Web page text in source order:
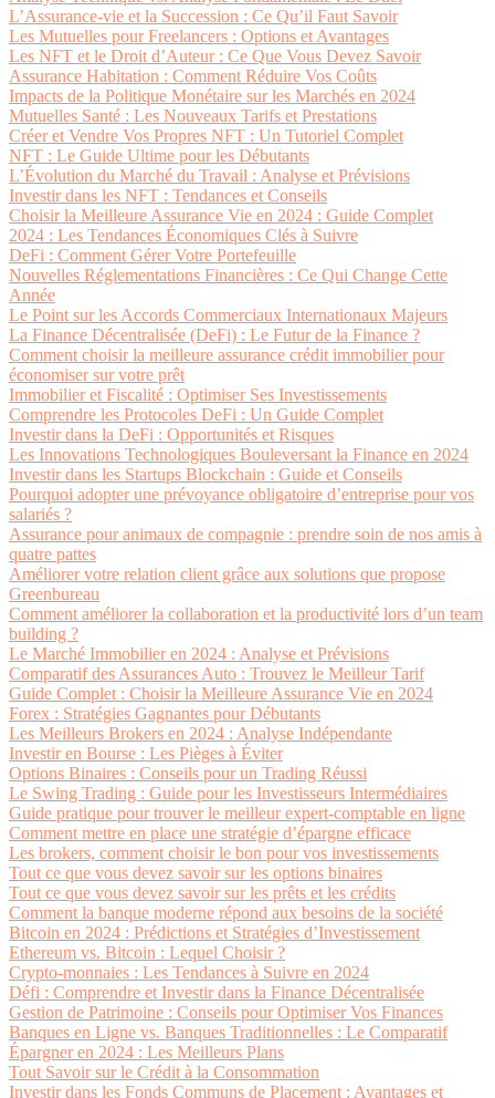
L’Assurance-vie et la Succession : Ce Qu’il Faut Savoir
Les Mutuelles pour Freelancers : Options et Avantages
Les NFT et le Droit d’Auteur : Ce Que Vous Devez Savoir
Assurance Habitation : Comment Réduire Vos Coûts
Impacts de la Politique Monétaire sur les Marchés en 2024
Mutuelles Santé : Les Nouveaux Tarifs et Prestations
Créer et Vendre Vos Propres NFT : Un Tutoriel Complet
NFT : Le Guide Ultime pour les Débutants
L’Évolution du Marché du Travail : Analyse et Prévisions
Investir dans les NFT : Tendances et Conseils
Choisir la Meilleure Assurance Vie en 2024 : Guide Complet
2024 : Les Tendances Économiques Clés à Suivre
DeFi : Comment Gérer Votre Portefeuille
Nouvelles Réglementations Financières : Ce Qui Change Cette
Année
Le Point sur les Accords Commerciaux Internationaux Majeurs
La Finance Décentralisée (DeFi) : Le Futur de la Finance ?
Comment choisir la meilleure assurance crédit immobilier pour
économiser sur votre prêt
Immobilier et Fiscalité : Optimiser Ses Investissements
Comprendre les Protocoles DeFi : Un Guide Complet
Investir dans la DeFi : Opportunités et Risques
Les Innovations Technologiques Bouleversant la Finance en 2024
Investir dans les Startups Blockchain : Guide et Conseils
Pourquoi adopter une prévoyance obligatoire d’entreprise pour vos
salariés ?
Assurance pour animaux de compagnie : prendre soin de nos amis à
quatre pattes
Améliorer votre relation client grâce aux solutions que propose
Greenbureau
Comment améliorer la collaboration et la productivité lors d’un team
building ?
Le Marché Immobilier en 2024 : Analyse et Prévisions
Comparatif des Assurances Auto : Trouvez le Meilleur Tarif
Guide Complet : Choisir la Meilleure Assurance Vie en 2024
Forex : Stratégies Gagnantes pour Débutants
Les Meilleurs Brokers en 2024 : Analyse Indépendante
Investir en Bourse : Les Pièges à Éviter
Options Binaires : Conseils pour un Trading Réussi
Le Swing Trading : Guide pour les Investisseurs Intermédiaires
Guide pratique pour trouver le meilleur expert-comptable en ligne
Comment mettre en place une stratégie d’épargne efficace
Les brokers, comment choisir le bon pour vos investissements
Tout ce que vous devez savoir sur les options binaires
Tout ce que vous devez savoir sur les prêts et les crédits
Comment la banque moderne répond aux besoins de la société
Bitcoin en 2024 : Prédictions et Stratégies d’Investissement
Ethereum vs. Bitcoin : Lequel Choisir ?
Crypto-monnaies : Les Tendances à Suivre en 2024
Défi : Comprendre et Investir dans la Finance Décentralisée
Gestion de Patrimoine : Conseils pour Optimiser Vos Finances
Banques en Ligne vs. Banques Traditionnelles : Le Comparatif
Épargner en 2024 : Les Meilleurs Plans
Tout Savoir sur le Crédit à la Consommation
Investir dans les Fonds Communs de Placement : Avantages et